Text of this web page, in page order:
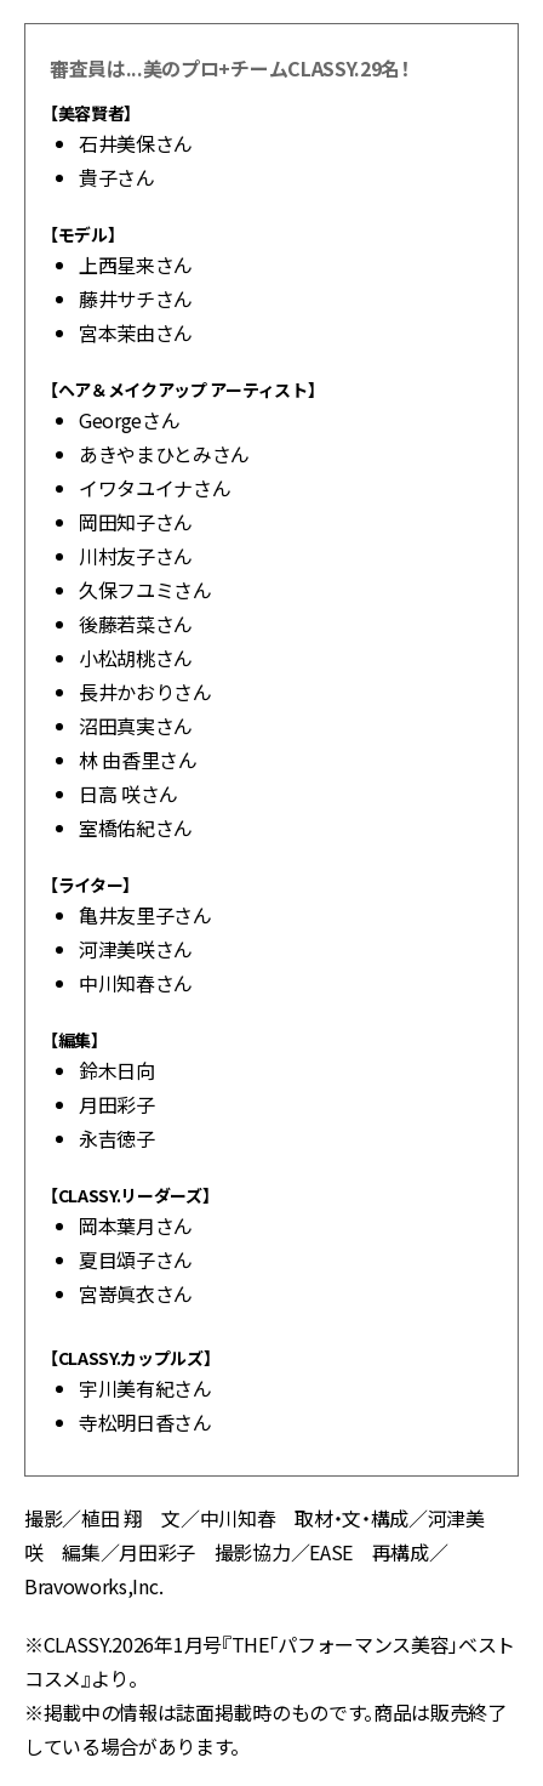
審査員は...美のプロ+チームCLASSY.29名！
【美容賢者】
石井美保さん
貴子さん
【モデル】
上西星来さん
藤井サチさん
宮本茉由さん
【ヘア＆メイクアップ アーティスト】
Georgeさん
あきやまひとみさん
イワタユイナさん
岡田知子さん
川村友子さん
久保フユミさん
後藤若菜さん
小松胡桃さん
長井かおりさん
沼田真実さん
林 由香里さん
日高 咲さん
室橋佑紀さん
【ライター】
亀井友里子さん
河津美咲さん
中川知春さん
【編集】
鈴木日向
月田彩子
永吉徳子
【CLASSY.リーダーズ】
岡本葉月さん
夏目頌子さん
宮嵜眞衣さん
【CLASSY.カップルズ】
宇川美有紀さん
寺松明日香さん
撮影／植田 翔 文／中川知春 取材・文・構成／河津美
咲 編集／月田彩子 撮影協力／EASE 再構成／
Bravoworks,Inc.
※CLASSY.2026年1月号『THE「パフォーマンス美容」ベスト
コスメ』より。
※掲載中の情報は誌面掲載時のものです。商品は販売終了
している場合があります。